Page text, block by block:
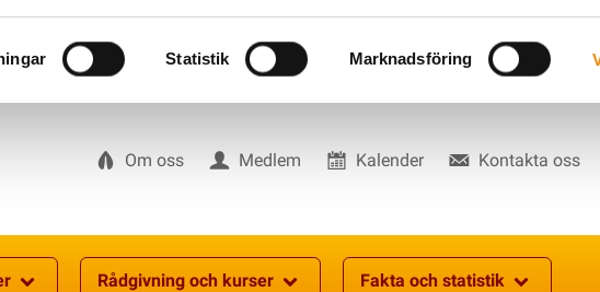
Statistik Marknadsföring
Om oss Medlem Kalender Kontakta oss
Rådgivning och kurser Fakta och statistik